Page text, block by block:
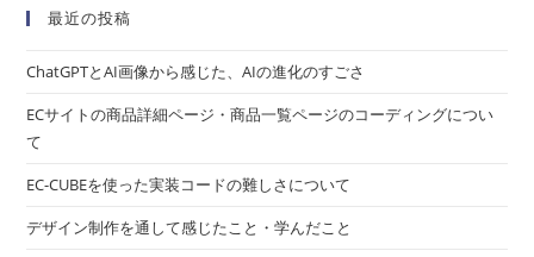
最近の投稿
ChatGPTとAI画像から感じた、AIの進化のすごさ
ECサイトの商品詳細ページ・商品一覧ページのコーディングについ
て
EC-CUBEを使った実装コードの難しさについて
デザイン制作を通して感じたこと・学んだこと